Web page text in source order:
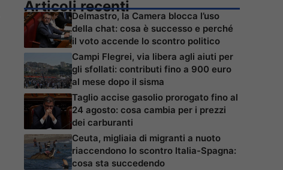
Articoli recenti
Delmastro, la Camera blocca l’uso
della chat: cosa è successo e perché
il voto accende lo scontro politico
Campi Flegrei, via libera agli aiuti per
gli sfollati: contributi fino a 900 euro
al mese dopo il sisma
Taglio accise gasolio prorogato fino al
24 agosto: cosa cambia per i prezzi
dei carburanti
Ceuta, migliaia di migranti a nuoto
riaccendono lo scontro Italia-Spagna:
cosa sta succedendo